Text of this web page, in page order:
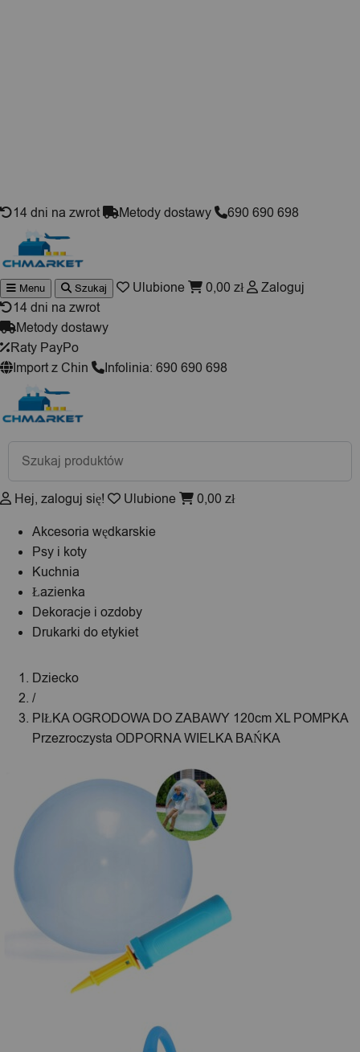
14 dni na zwrot Metody dostawy 690 690 698
Wyszukiwarka
produktów
Menu Szukaj Ulubione 0,00 zł
Zaloguj
14 dni na zwrot
Metody dostawy
Raty PayPo
Import z Chin
Infolinia: 690 690 698
Wyszukiwarka
produktów
Hej, zaloguj się! Ulubione 0,00 zł
Akcesoria wędkarskie
Psy i koty
Kuchnia
Łazienka
Dekoracje i ozdoby
Drukarki do etykiet
Dziecko
/
PIŁKA OGRODOWA DO ZABAWY 120cm XL POMPKA
Przezroczysta ODPORNA WIELKA BAŃKA